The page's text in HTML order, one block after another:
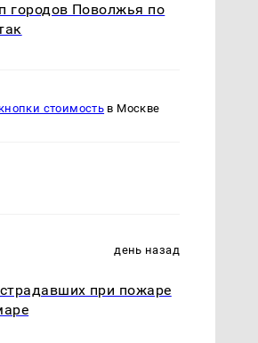
городов Поволжья по
стоимость в Москве
день назад
при пожаре